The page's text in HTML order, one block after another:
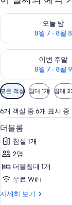
오늘 밤
8월 7 - 8월 8
오늘 밤 예약 가능 여
이번 주말
8월 7 - 8월 9
이번 주말 예약 가능
객
실
에
사
용
가
능
한
터
모든 객실 침대 1개 침대 2
6개 객실 중 6개 표시 중
더
블
룸
사
진
두
4
더블룸
침실 1개
2명
더블침대 1개
무료 WiFi
자세히 보기
더